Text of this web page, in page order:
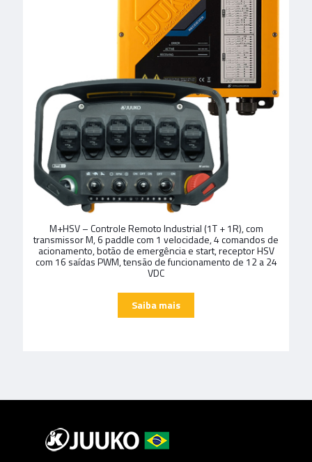
M+HSV – Controle Remoto Industrial (1T + 1R), com
transmissor M, 6 paddle com 1 velocidade, 4 comandos de
acionamento, botão de emergência e start, receptor HSV
com 16 saídas PWM, tensão de funcionamento de 12 a 24
VDC